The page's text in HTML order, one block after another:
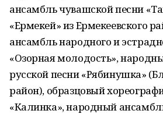
ансамбль чувашской песни
«Ермекей» из Ермекеевского
ансамбль народного и
«Озорная молодость»,
русской песни «Рябинушка»
район), образцовый
«Калинка», народный